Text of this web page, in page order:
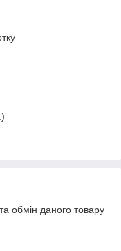
обмін даного товару